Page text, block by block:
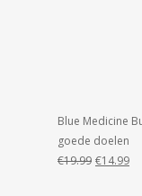
Blue Medicine
goede doelen
€19.99 €14.99